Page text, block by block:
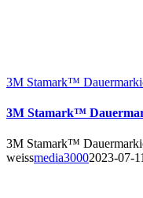
3M Stamark™
3M Stamark™
3M Stamark™
weissmedia30002023-07-